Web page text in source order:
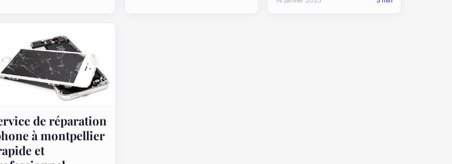
de réparation
à montpellier
et